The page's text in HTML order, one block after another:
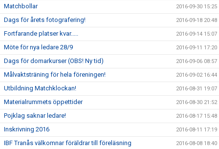
Matchbollar 2016-09-30 15:25
Dags för årets fotografering! 2016-09-18 20:48
Fortfarande platser kvar..... 2016-09-14 15:07
Möte för nya ledare 28/9 2016-09-11 17:20
Dags för domarkurser (OBS! Ny tid) 2016-09-06 08:57
Målvaktsträning för hela föreningen! 2016-09-02 16:44
Utbildning Matchklockan! 2016-08-31 19:07
Materialrummets öppettider 2016-08-30 21:52
Pojklag saknar ledare! 2016-08-17 15:48
Inskrivning 2016 2016-08-11 17:19
IBF Tranås välkomnar föräldrar till föreläsning 2016-08-08 18:40